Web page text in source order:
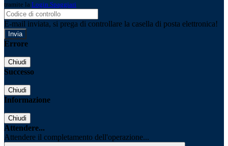
tramite la Login Spaggiari
E-mail inviata, si prega di controllare la casella di posta elettronica!
Errore
Chiudi
Successo
Chiudi
Informazione
Chiudi
Attendere...
Attendere il completamento dell'operazione...